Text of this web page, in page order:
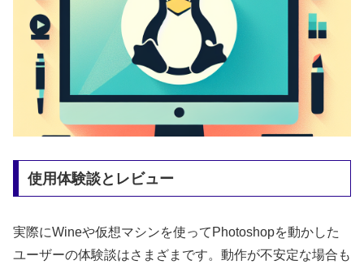
使用体験談とレビュー
実際にWineや仮想マシンを使ってPhotoshopを動かした
ユーザーの体験談はさまざまです。動作が不安定な場合も